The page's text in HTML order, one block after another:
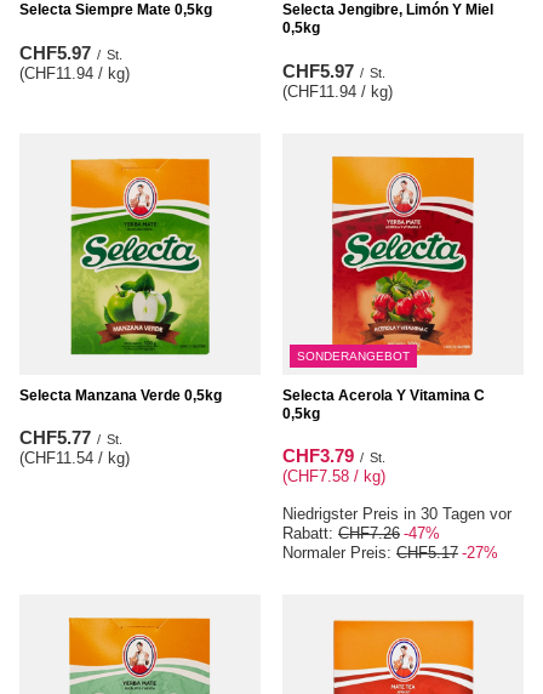
Selecta Siempre Mate 0,5kg
CHF5.97 / St.
(CHF11.94 / kg)
Selecta Jengibre, Limón Y Miel
0,5kg
CHF5.97 / St.
(CHF11.94 / kg)
Selecta Manzana Verde 0,5kg
CHF5.77 / St.
(CHF11.54 / kg)
SONDERANGEBOT
Selecta Acerola Y Vitamina C
0,5kg
CHF3.79 / St.
(CHF7.58 / kg)
Niedrigster Preis in 30 Tagen vor
Rabatt: CHF7.26 -47%
Normaler Preis: CHF5.17 -27%